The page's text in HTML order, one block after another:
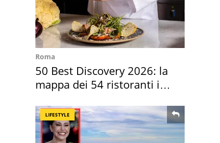
Roma
50 Best Discovery 2026: la
mappa dei 54 ristoranti in
LIFESTYLE